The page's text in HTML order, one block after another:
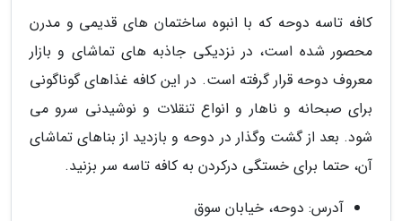
کافه تاسه دوحه که با انبوه ساختمان های قدیمی و مدرن
محصور شده است، در نزدیکی جاذبه های تماشای و بازار
معروف دوحه قرار گرفته است. در این کافه غذاهای گوناگونی
برای صبحانه و ناهار و انواع تنقلات و نوشیدنی سرو می
شود. بعد از گشت وگذار در دوحه و بازدید از بناهای تماشای
آن، حتما برای خستگی درکردن به کافه تاسه سر بزنید.
آدرس: دوحه، خیابان سوق